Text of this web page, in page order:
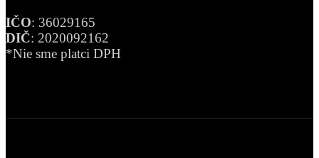
IČO: 36029165
DIČ: 2020092162
*Nie sme platci DPH